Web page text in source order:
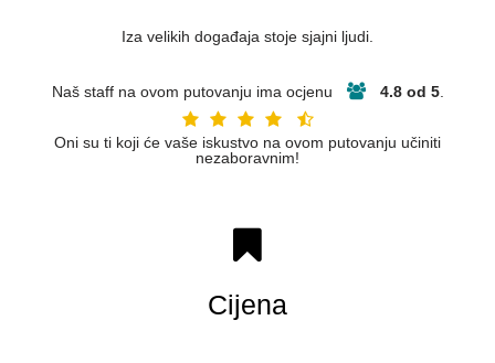
Iza velikih događaja stoje sjajni ljudi.
Naš staff na ovom putovanju ima ocjenu 4.8 od 5.
Oni su ti koji će vaše iskustvo na ovom putovanju učiniti
nezaboravnim!
Cijena